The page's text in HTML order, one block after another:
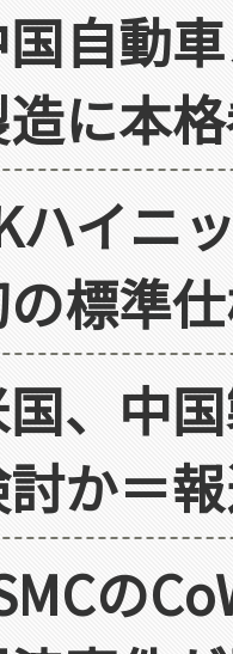
自動
に本
ハイニ
標準
、中
か＝
の